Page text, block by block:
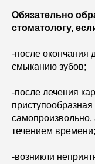
Обязательно
стоматологу,
-после окончания
смыканию зубов;
-после лечения
течением времени;
-возникли